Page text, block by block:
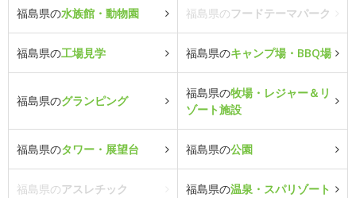
福島県の水族館・動物園 福島県のフードテーマパーク
福島県の工場見学 福島県のキャンプ場・BBQ場
福島県のグランピング
福島県の牧場・レジャー＆リ
ゾート施設
福島県のタワー・展望台 福島県の公園
福島県のアスレチック 福島県の温泉・スパリゾート